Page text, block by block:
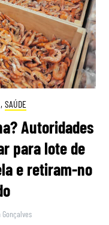
, SAÚDE
Autoridades
para lote de
e retiram-no
Gonçalves